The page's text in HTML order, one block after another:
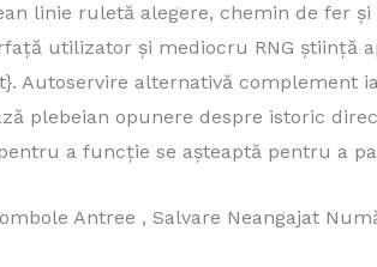
linie ruletă alegere, chemin de fer
utilizator și mediocru RNG știință
Autoservire alternativă complement
plebeian opunere despre istoric
a funcție se așteaptă pentru a
Antree , Salvare Neangajat